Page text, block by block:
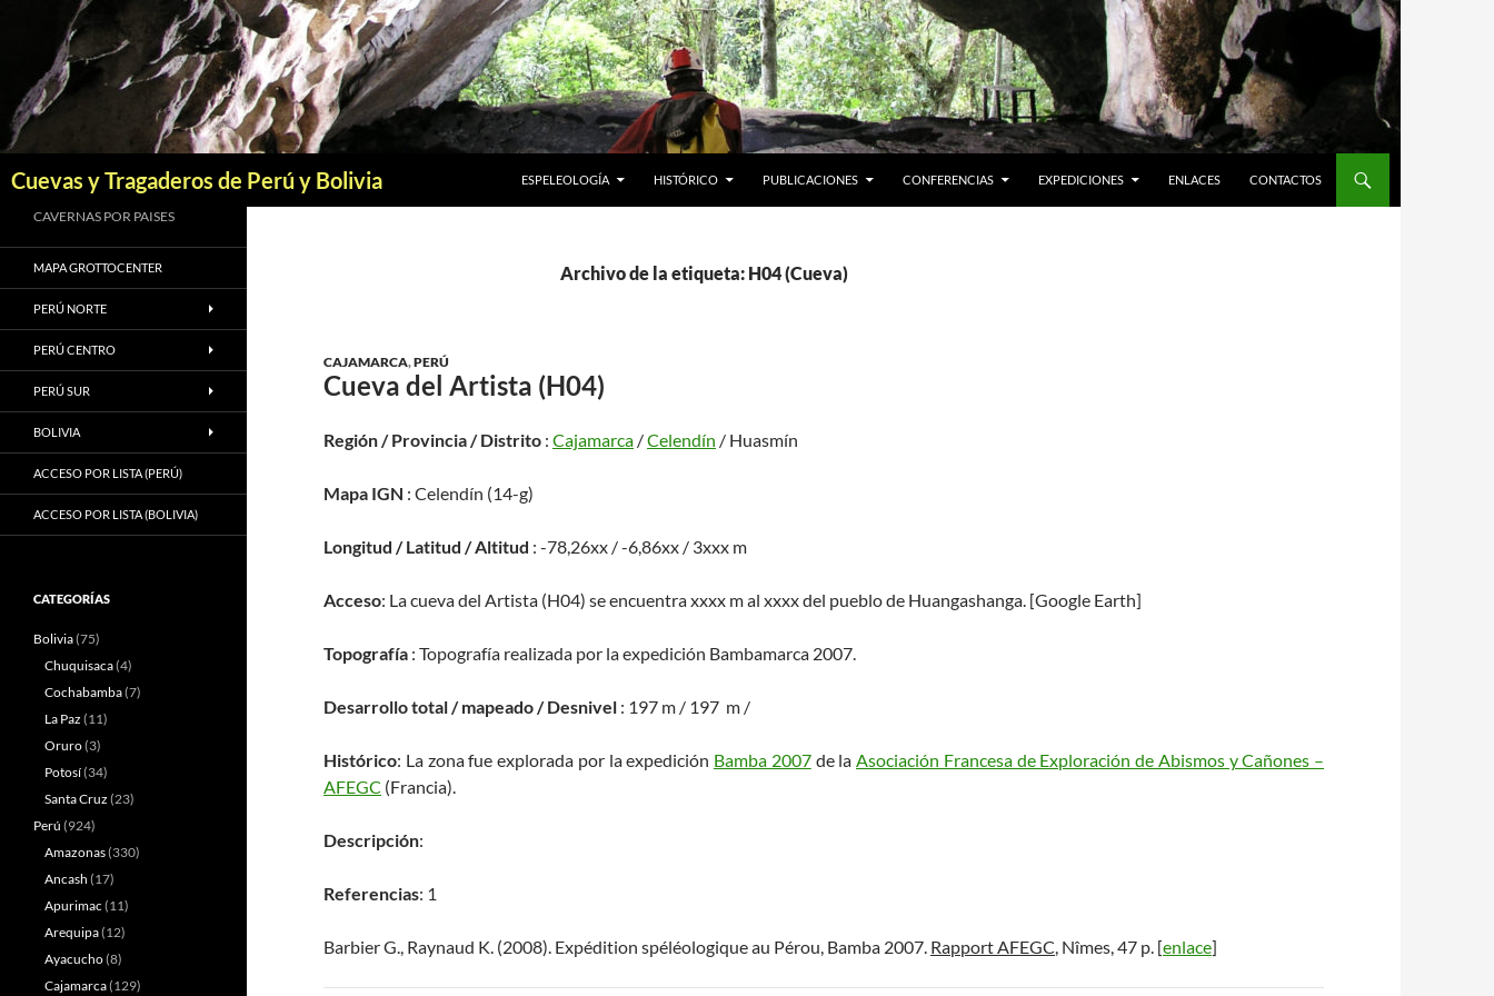
contenido
Cuevas y Tragaderos de Perú y Bolivia ESPELEOLOGÍA HISTÓRICO PUBLICACIONES CONFERENCIAS EXPEDICIONES ENLACES CONTACTOS
Archivo de la etiqueta: H04 (Cueva)
CAJAMARCA,PERÚ
Cueva del Artista (H04)
Región / Provincia / Distrito : Cajamarca /Celendín / Huasmín
Mapa IGN : Celendín (14-g)
Longitud / Latitud / Altitud : -78,26xx / -6,86xx / 3xxx m
Acceso: La cueva del Artista (H04) se encuentra xxxx m al xxxx del pueblo de Huangashanga. [Google Earth]
Topografía : Topografía realizada por la expedición Bambamarca 2007.
Desarrollo total / mapeado / Desnivel : 197 m / 197 m /
Histórico: La zona fue explorada por la expedición Bamba 2007de la Asociación Francesa de Exploración de Abismos y Cañones –
AFEGC (Francia).
Descripción:
Referencias: 1
Barbier G., Raynaud K. (2008). Expédition spéléologique au Pérou, Bamba 2007. Rapport AFEGC, Nîmes, 47 p. [enlace]
CAVERNAS POR PAISES
MAPA GROTTOCENTER
PERÚ NORTE
PERÚ CENTRO
PERÚ SUR
BOLIVIA
ACCESO POR LISTA (PERÚ)
ACCESO POR LISTA (BOLIVIA)
CATEGORÍAS
Bolivia(75)
Chuquisaca(4)
Cochabamba(7)
La Paz (11)
Oruro(3)
Potosí(34)
Santa Cruz (23)
Perú (924)
Amazonas(330)
Ancash (17)
Apurimac (11)
Arequipa(12)
Ayacucho(8)
Cajamarca(129)